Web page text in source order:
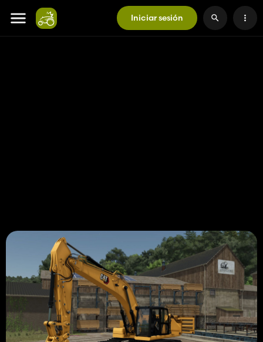
Iniciar sesión